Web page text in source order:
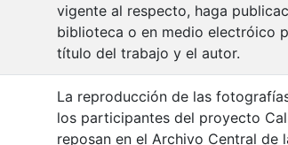
vigente al respecto, haga
biblioteca o en medio electróico
título del trabajo y el autor.
La reproducción de las
los participantes del proyecto
reposan en el Archivo Central de